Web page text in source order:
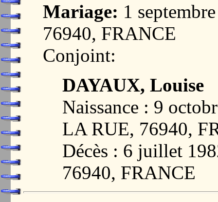
Mariage: 1
76940, FRANCE
Conjoint:
DAYAUX, Louise
Naissance : 9
LA RUE, 76940,
Décès : 6 juillet
76940, FRANCE